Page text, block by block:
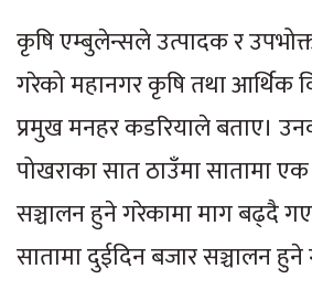
कृषि एम्बुलेन्सले उत्पादक र
गरेको महानगर कृषि तथा आर्थिक
प्रमुख मनहर कडरियाले बताए।
पोखराका सात ठाउँमा सातामा
सञ्चालन हुने गरेकामा माग बढ्दै
सातामा दुईदिन बजार सञ्चालन